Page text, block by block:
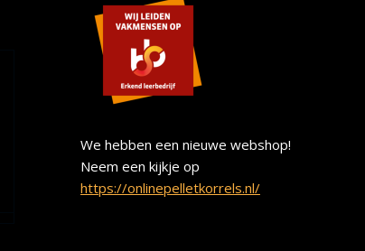
We hebben een nieuwe webshop!
Neem een kijkje op
https://onlinepelletkorrels.nl/